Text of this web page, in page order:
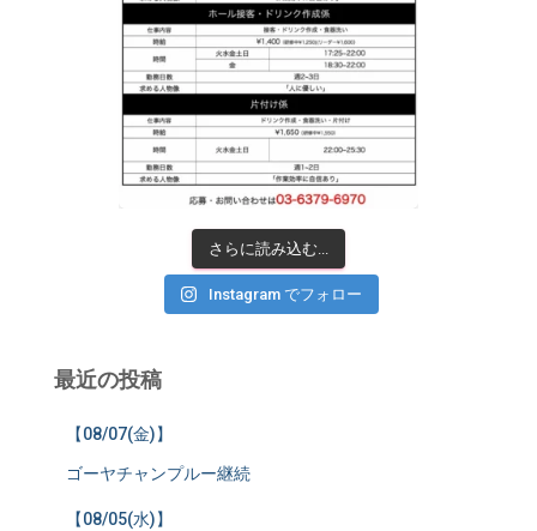
さらに読み込む...
Instagram でフォロー
最近の投稿
【08/07(金)】
ゴーヤチャンプルー継続
【08/05(水)】